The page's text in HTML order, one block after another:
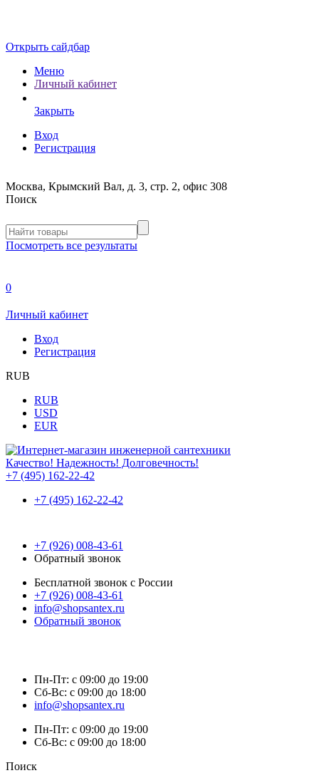
Открыть сайдбар
Меню
Личный кабинет
Закрыть
Вход
Регистрация
Москва, Крымский Вал, д. 3, стр. 2, офис 308
Поиск
Посмотреть все результаты
0
Личный кабинет
Вход
Регистрация
RUB
RUB
USD
EUR
Качество! Надежность! Долговечность!
+7 (495) 162-22-42
+7 (495) 162-22-42
+7 (926) 008-43-61
Обратный звонок
Бесплатной звонок с России
+7 (926) 008-43-61
info@shopsantex.ru
Обратный звонок
Пн-Пт: с 09:00 до 19:00
Сб-Вс: с 09:00 до 18:00
info@shopsantex.ru
Пн-Пт: с 09:00 до 19:00
Сб-Вс: с 09:00 до 18:00
Поиск